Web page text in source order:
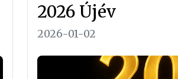
2026 Újév
2026-01-02